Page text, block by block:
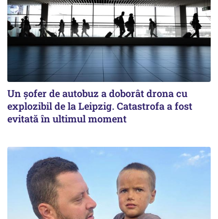
Un șofer de autobuz a doborât drona cu
explozibil de la Leipzig. Catastrofa a fost
evitată în ultimul moment